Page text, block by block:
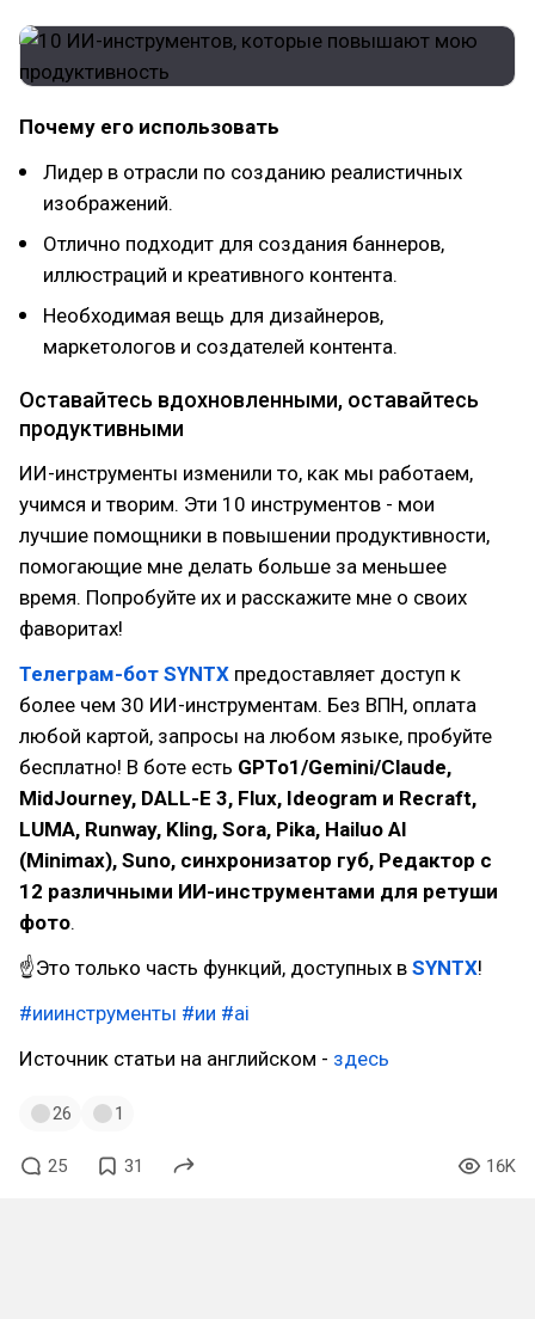
Почему его использовать
Лидер в отрасли по созданию реалистичных
изображений.
Отлично подходит для создания баннеров,
иллюстраций и креативного контента.
Необходимая вещь для дизайнеров,
маркетологов и создателей контента.
Оставайтесь вдохновленными, оставайтесь
продуктивными
ИИ-инструменты изменили то, как мы работаем,
учимся и творим. Эти 10 инструментов - мои
лучшие помощники в повышении продуктивности,
помогающие мне делать больше за меньшее
время. Попробуйте их и расскажите мне о своих
фаворитах!
Телеграм-бот SYNTX предоставляет доступ к
более чем 30 ИИ-инструментам. Без ВПН, оплата
любой картой, запросы на любом языке, пробуйте
бесплатно! В боте есть GPTo1/Gemini/Claude,
MidJourney, DALL-E 3, Flux, Ideogram и Recraft,
LUMA, Runway, Kling, Sora, Pika, Hailuo AI
(Minimax), Suno, синхронизатор губ, Редактор с
12 различными ИИ-инструментами для ретуши
фото.
☝Это только часть функций, доступных в SYNTX!
#ииинструменты #ии #ai
Источник статьи на английском - здесь
26 1
25 31 16K